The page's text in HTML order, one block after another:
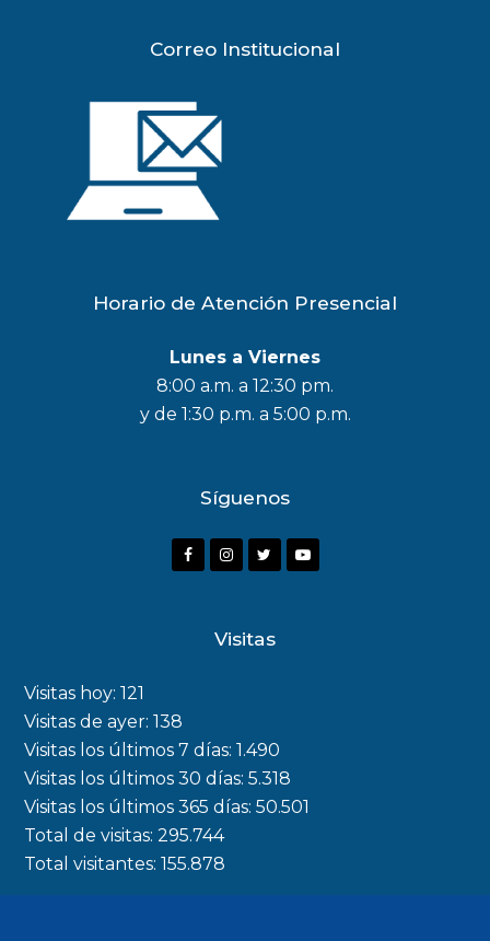
Correo Institucional
Horario de Atención Presencial
Lunes a Viernes
8:00 a.m. a 12:30 pm.
y de 1:30 p.m. a 5:00 p.m.
Síguenos
F
o
k
I
a
m
r
Y
Visitas
Visitas hoy:121
Visitas de ayer:138
Visitas los últimos 7 días:1.490
Visitas los últimos 30 días:5.318
Visitas los últimos 365 días:50.501
Total de visitas:295.744
Total visitantes:155.878